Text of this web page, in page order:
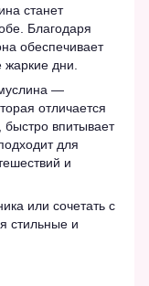
станет
Благодаря
обеспечивает
дни.
—
отличается
быстро впитывает
для
и
или сочетать с
стильные и